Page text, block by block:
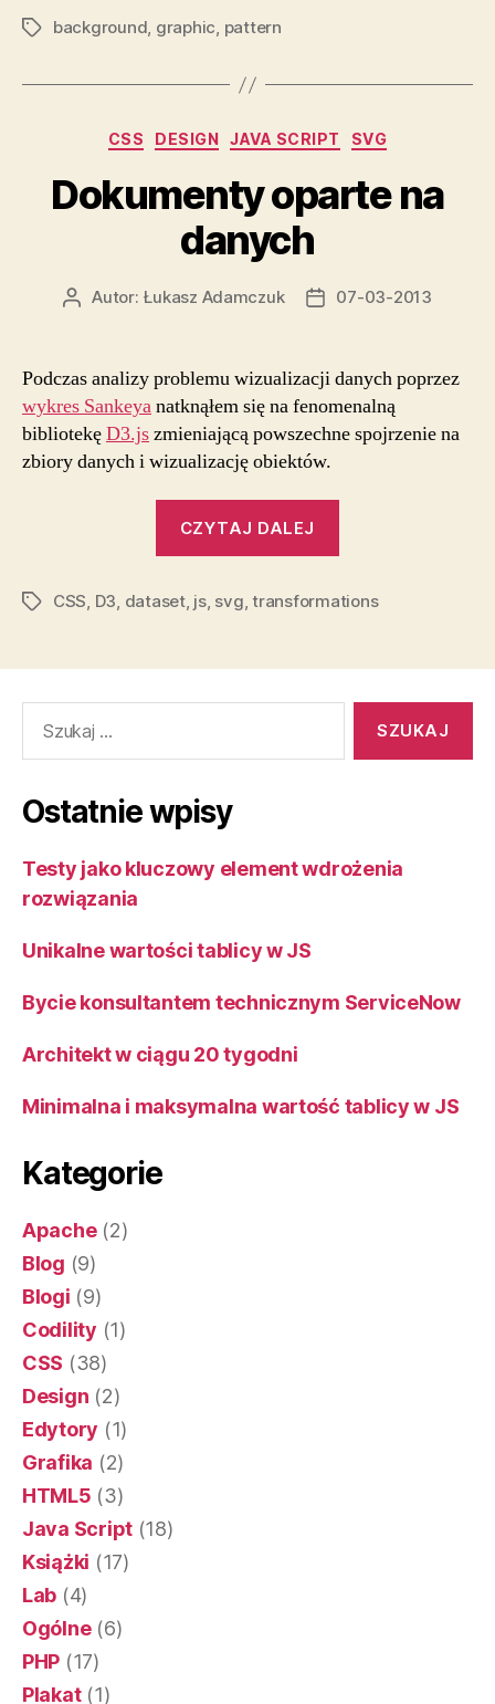
Tagibackground, graphic, pattern
Kategorie
CSS DESIGN JAVA SCRIPT SVG
Dokumenty oparte na
danych
AutorAutor: Łukasz Adamczuk
Data07-03-2013
Podczas analizy problemu wizualizacji danych poprzez
wykres Sankeyanatknąłem się na fenomenalną
bibliotekęD3.jszmieniającą powszechne spojrzenie na
zbiory danych i wizualizację obiektów.
CZYTAJ DALEJ
danych”
TagiCSS, D3, dataset, js, svg,transformations
Ostatnie wpisy
Testy jako kluczowy element wdrożenia
rozwiązania
Unikalne wartości tablicy w JS
Bycie konsultantem technicznym ServiceNow
Architekt w ciągu 20 tygodni
Minimalna i maksymalna wartość tablicy w JS
Kategorie
Apache(2)
Blog (9)
Blogi (9)
Codility (1)
CSS (38)
Design (2)
Edytory (1)
Grafika (2)
HTML5 (3)
Java Script (18)
Książki (17)
Lab (4)
Ogólne(6)
PHP (17)
Plakat(1)